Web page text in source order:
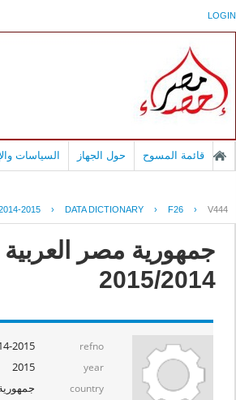
LOGIN
قائمة المسوح حول الجهاز السياسات
2015 › DATA DICTIONARY › F26 › V444
جمهورية مصر العربية
2015/2014
refno
2015
year
2015
country